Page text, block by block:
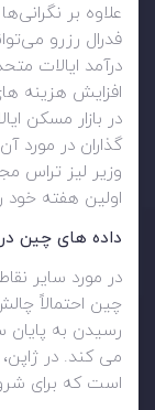
علاوه بر
فدرال رزرو
درآمد ایالات
افزایش هزینه
در بازار مسکن
گذاران در مورد
وزیر لیز تراس
اولین هفته خود
داده های چین
در مورد سایر
چین احتمالاً
رسیدن به
می کند. در
است که برای